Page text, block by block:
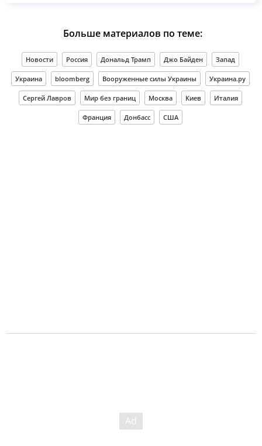
Больше материалов по теме:
Новости Россия Дональд Трамп Джо Байден Запад
Украина bloomberg Вооруженные силы Украины Украина.ру
Сергей Лавров Мир без границ Москва Киев Италия
Франция Донбасс США